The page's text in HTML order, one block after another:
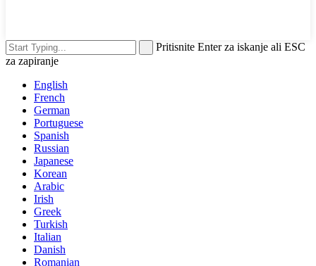
Pritisnite Enter za iskanje ali ESC
za zapiranje
English
French
German
Portuguese
Spanish
Russian
Japanese
Korean
Arabic
Irish
Greek
Turkish
Italian
Danish
Romanian